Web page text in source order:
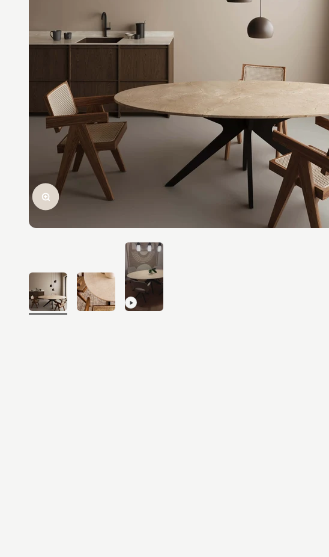
In-/uitzoomen